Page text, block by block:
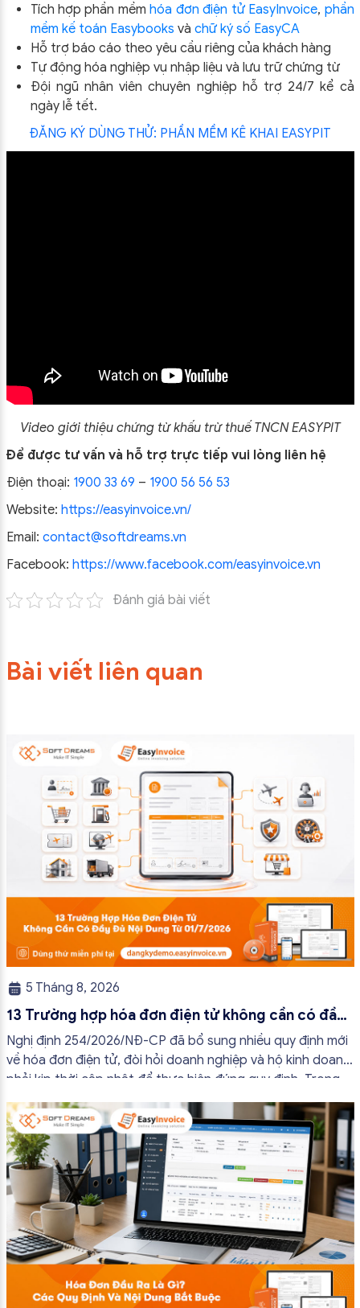
Tích hợp phần mềmhóa đơn điện tử EasyInvoice, phần
mềm kế toán Easybooks và chữ ký số EasyCA
Hỗ trợ báo cáo theo yêu cầu riêng của khách hàng
Tự động hóa nghiệp vụ nhập liệu và lưu trữ chứng từ
Đội ngũ nhân viên chuyên nghiệp hỗ trợ 24/7 kể cả
ngày lễ tết.
ĐĂNG KÝ DÙNG THỬ: PHẦN MỀM KÊ KHAI EASYPIT
Video giới thiệu chứng từ khấu trừ thuế TNCN EASYPIT
Để được tư vấn và hỗ trợ trực tiếp vui lòng liên hệ
Điện thoại: 1900 33 69 – 1900 56 56 53
Website: https://easyinvoice.vn/
Email: contact@softdreams.vn
Facebook: https://www.facebook.com/easyinvoice.vn
Đánh giá bài viết
Bài viết liên quan
5 Tháng 8, 2026
13 Trường hợp hóa đơn điện tử không cần có đầy
đủ nội dung từ 01/7/2026
Nghị định 254/2026/NĐ-CP đã bổ sung nhiều quy định mới
về hóa đơn điện tử, đòi hỏi doanh nghiệp và hộ kinh doanh
phải kịp thời cập nhật để thực hiện đúng quy định. Trong
bài viết này, hóa đơn điện tử EasyInvoice sẽ chia sẻ 13
trường hợp hóa đơn điện tử không cần […]